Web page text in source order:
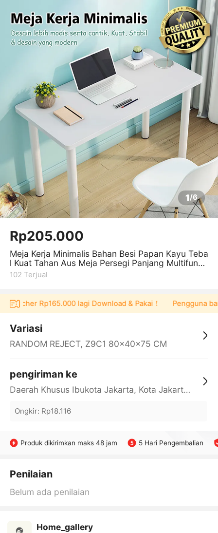
1/6
Rp205.000
Meja Kerja Minimalis Bahan Besi Papan Kayu Teba
l Kuat Tahan Aus Meja Persegi Panjang Multifungs
i High Quality Z9A1
102 Terjual
Rp165.000 lagi Download & Pakai！ Pengguna baru
Variasi
RANDOM REJECT, Z9C1 80×40×75 CM
pengiriman ke
Daerah Khusus Ibukota Jakarta, Kota Jakarta Barat, Cengkareng, yy
Ongkir: Rp18.116
Produk dikirimkan maks 48 jam 5 Hari Pengembalian
Penilaian
Belum ada penilaian
Home_gallery